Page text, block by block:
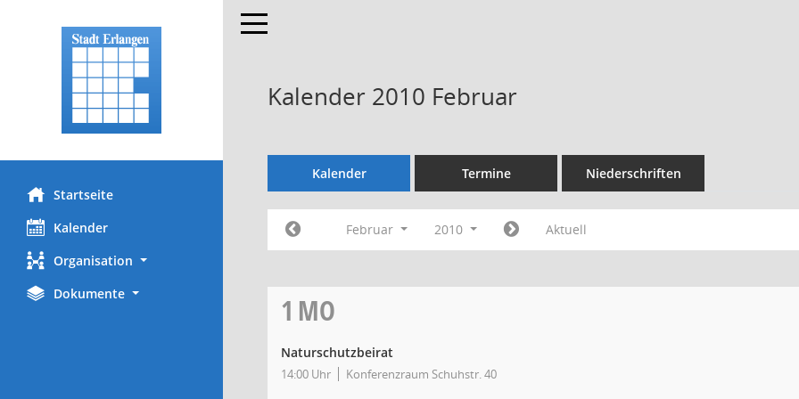
Startseite
Kalender
Organisation
Dokumente
Toggle navigation
Kalender 2010 Februar
Kalender Termine Niederschriften
Februar 2010 Aktuell
1 MO
Naturschutzbeirat
14:00 Uhr Konferenzraum Schuhstr. 40